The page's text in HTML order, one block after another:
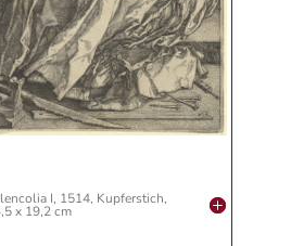
I, 1514, Kupferstich,
x 19,2 cm